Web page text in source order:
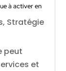
à activer en
, Stratégie
peut
et